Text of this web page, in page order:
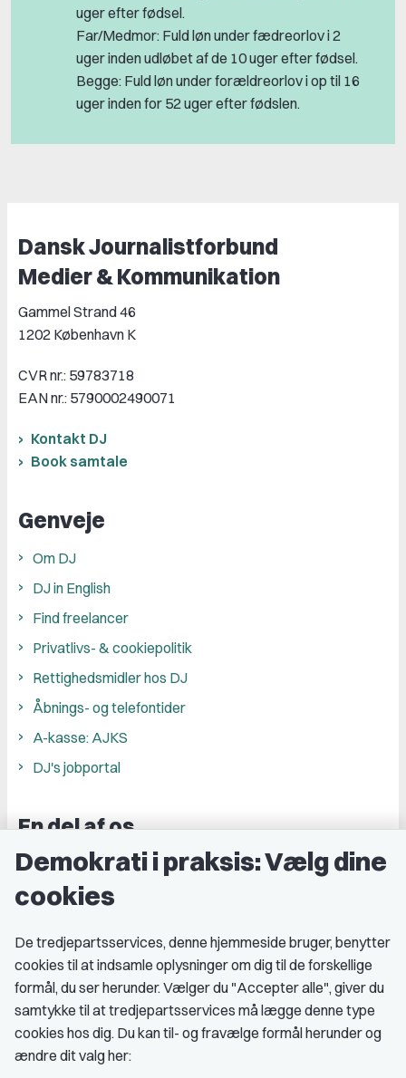
uger efter fødsel.
Far/Medmor: Fuld løn under fædreorlov i 2
uger inden udløbet af de 10 uger efter fødsel.
Begge: Fuld løn under forældreorlov i op til 16
uger inden for 52 uger efter fødslen.
Dansk Journalistforbund
Medier & Kommunikation
Gammel Strand 46
1202 København K
CVR nr.: 59783718
EAN nr.: 5790002490071
Kontakt DJ
Book samtale
Genveje
Om DJ
DJ in English
Find freelancer
Privatlivs- & cookiepolitik
Rettighedsmidler hos DJ
Åbnings- og telefontider
A-kasse: AJKS
DJ's jobportal
En del af os
Grupper og kredse
Studenterorganisationer
Medlemskab
Fordele som medlem
Kontingent
Demokrati i praksis: Vælg dine
cookies
De tredjepartsservices, denne hjemmeside bruger, benytter
cookies til at indsamle oplysninger om dig til de forskellige
formål, du ser herunder. Vælger du "Accepter alle", giver du
samtykke til at tredjepartsservices må lægge denne type
cookies hos dig. Du kan til- og fravælge formål herunder og
ændre dit valg her: